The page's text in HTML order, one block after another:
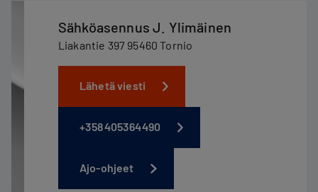
Sähköasennus J. Ylimäinen
Liakantie 397 95460 Tornio
Lähetä viesti
+358405364490
Ajo-ohjeet